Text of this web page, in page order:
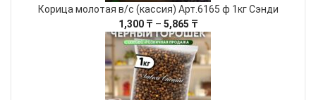
Корица молотая в/с (кассия) Арт.6165 ф 1кг Сэнди
1,300 ₸ – 5,865 ₸Диапазон
цен:
1,300 ₸
–
5,865 ₸